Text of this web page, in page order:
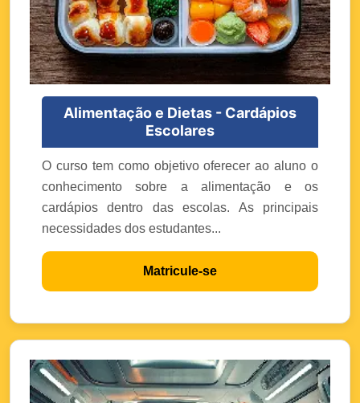
Alimentação e Dietas - Cardápios
Escolares
O curso tem como objetivo oferecer ao aluno o
conhecimento sobre a alimentação e os
cardápios dentro das escolas. As principais
necessidades dos estudantes...
Matricule-se